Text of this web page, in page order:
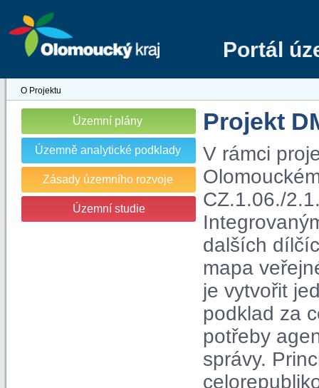
Portál
O Projektu
Územní plány
Územně analytické podklady
Zásady územního rozvoje
Územní studie
Projekt
V rámci
CZ.1.06./
dalších
mapa
je vytvořit
podklad za
potřeby
správy.